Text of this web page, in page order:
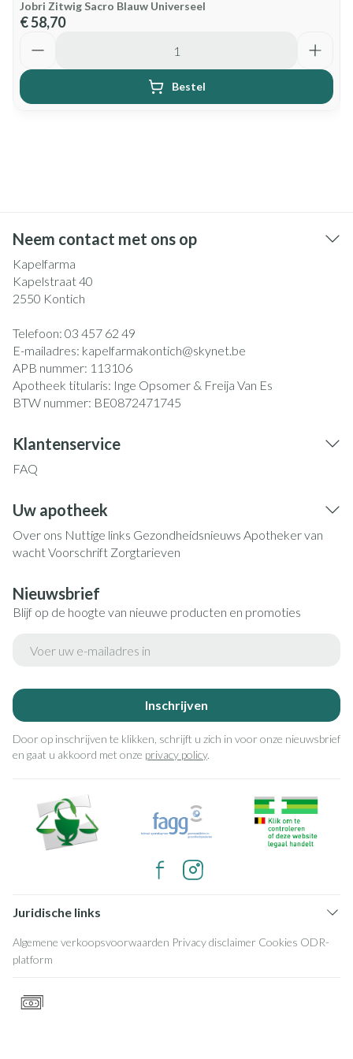
Jobri Zitwig Sacro Blauw Universeel
€ 58,70
Bestel
Neem contact met ons op
Kapelfarma
Kapelstraat 40
2550 Kontich
Telefoon: 03 457 62 49
E-mailadres: kapelfarmakontich@skynet.be
APB nummer: 113106
Apotheek titularis: Inge Opsomer & Freija Van Es
BTW nummer: BE0872471745
Klantenservice
FAQ
Uw apotheek
Over ons Nuttige links Gezondheidsnieuws Apotheker van
wachtVoorschrift Zorgtarieven
Nieuwsbrief
Blijf op de hoogte van nieuwe producten en promoties
Inschrijven
Door op inschrijven te klikken, schrijft u zich in voor onze nieuwsbrief
en gaat u akkoord met onze privacy policy.
Juridische links
Algemene verkoopsvoorwaarden Privacy disclaimer Cookies ODR-
platform